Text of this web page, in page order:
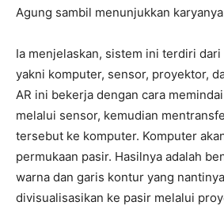
Agung sambil menunjukkan
Ia menjelaskan, sistem ini terdiri
yakni komputer, sensor, proyektor,
AR ini bekerja dengan cara
melalui sensor, kemudian
tersebut ke komputer. Komputer
permukaan pasir. Hasilnya adalah
warna dan garis kontur yang
divisualisasikan ke pasir melalui